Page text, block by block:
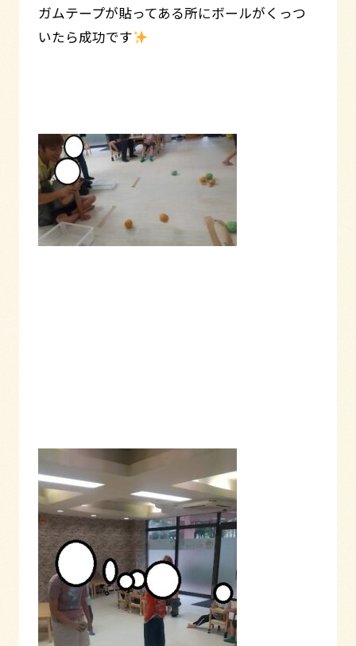
ガムテープが貼ってある所にボールがくっつ
いたら成功です